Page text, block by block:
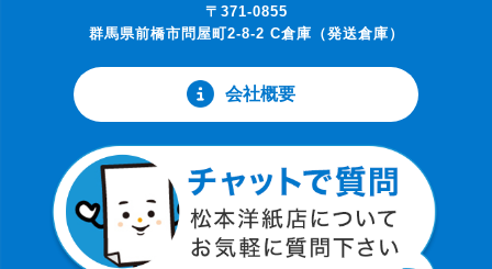
〒371-0855
群馬県前橋市問屋町2-8-2 C倉庫（発送倉庫）
会社概要